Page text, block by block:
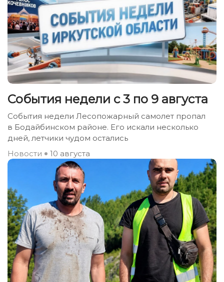
События недели с 3 по 9 августа
События недели Лесопожарный самолет пропал
в Бодайбинском районе. Его искали несколько
дней, летчики чудом остались
Новости
10 августа